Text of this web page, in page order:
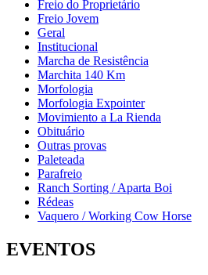
Freio do Proprietário
Freio Jovem
Geral
Institucional
Marcha de Resistência
Marchita 140 Km
Morfologia
Morfologia Expointer
Movimiento a La Rienda
Obituário
Outras provas
Paleteada
Parafreio
Ranch Sorting / Aparta Boi
Rédeas
Vaquero / Working Cow Horse
EVENTOS